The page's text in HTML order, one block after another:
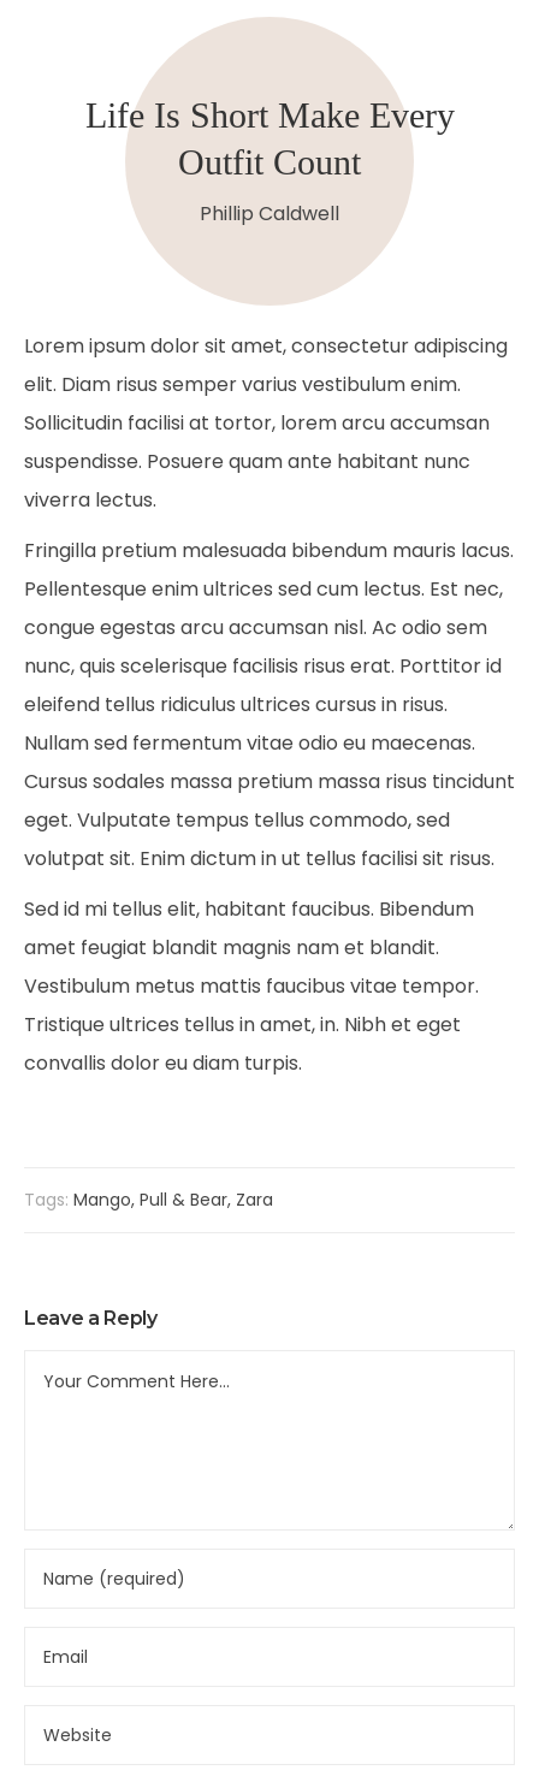
Life Is Short Make Every
Outfit Count
Phillip Caldwell
Lorem ipsum dolor sit amet, consectetur adipiscing
elit. Diam risus semper varius vestibulum enim.
Sollicitudin facilisi at tortor, lorem arcu accumsan
suspendisse. Posuere quam ante habitant nunc
viverra lectus.
Fringilla pretium malesuada bibendum mauris lacus.
Pellentesque enim ultrices sed cum lectus. Est nec,
congue egestas arcu accumsan nisl. Ac odio sem
nunc, quis scelerisque facilisis risus erat. Porttitor id
eleifend tellus ridiculus ultrices cursus in risus.
Nullam sed fermentum vitae odio eu maecenas.
Cursus sodales massa pretium massa risus tincidunt
eget. Vulputate tempus tellus commodo, sed
volutpat sit. Enim dictum in ut tellus facilisi sit risus.
Sed id mi tellus elit, habitant faucibus. Bibendum
amet feugiat blandit magnis nam et blandit.
Vestibulum metus mattis faucibus vitae tempor.
Tristique ultrices tellus in amet, in. Nibh et eget
convallis dolor eu diam turpis.
Tags: Mango, Pull & Bear, Zara
Leave a Reply